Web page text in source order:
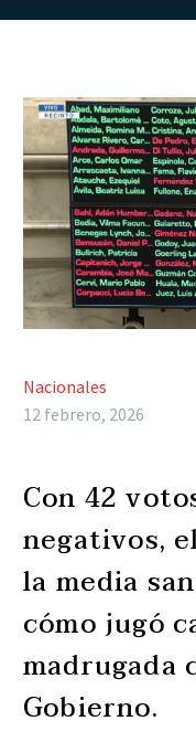
Nacionales
12 febrero, 2026
Con 42
negativos,
la media
cómo jugó
madrugada
Gobierno.